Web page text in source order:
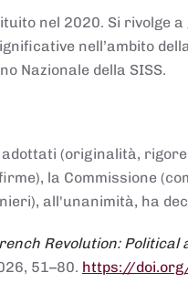
nel 2020. Si rivolge
nell’ambito
Nazionale della SISS.
(originalità,
la Commissione
all'unanimità, ha
Revolution:
51–80. https://